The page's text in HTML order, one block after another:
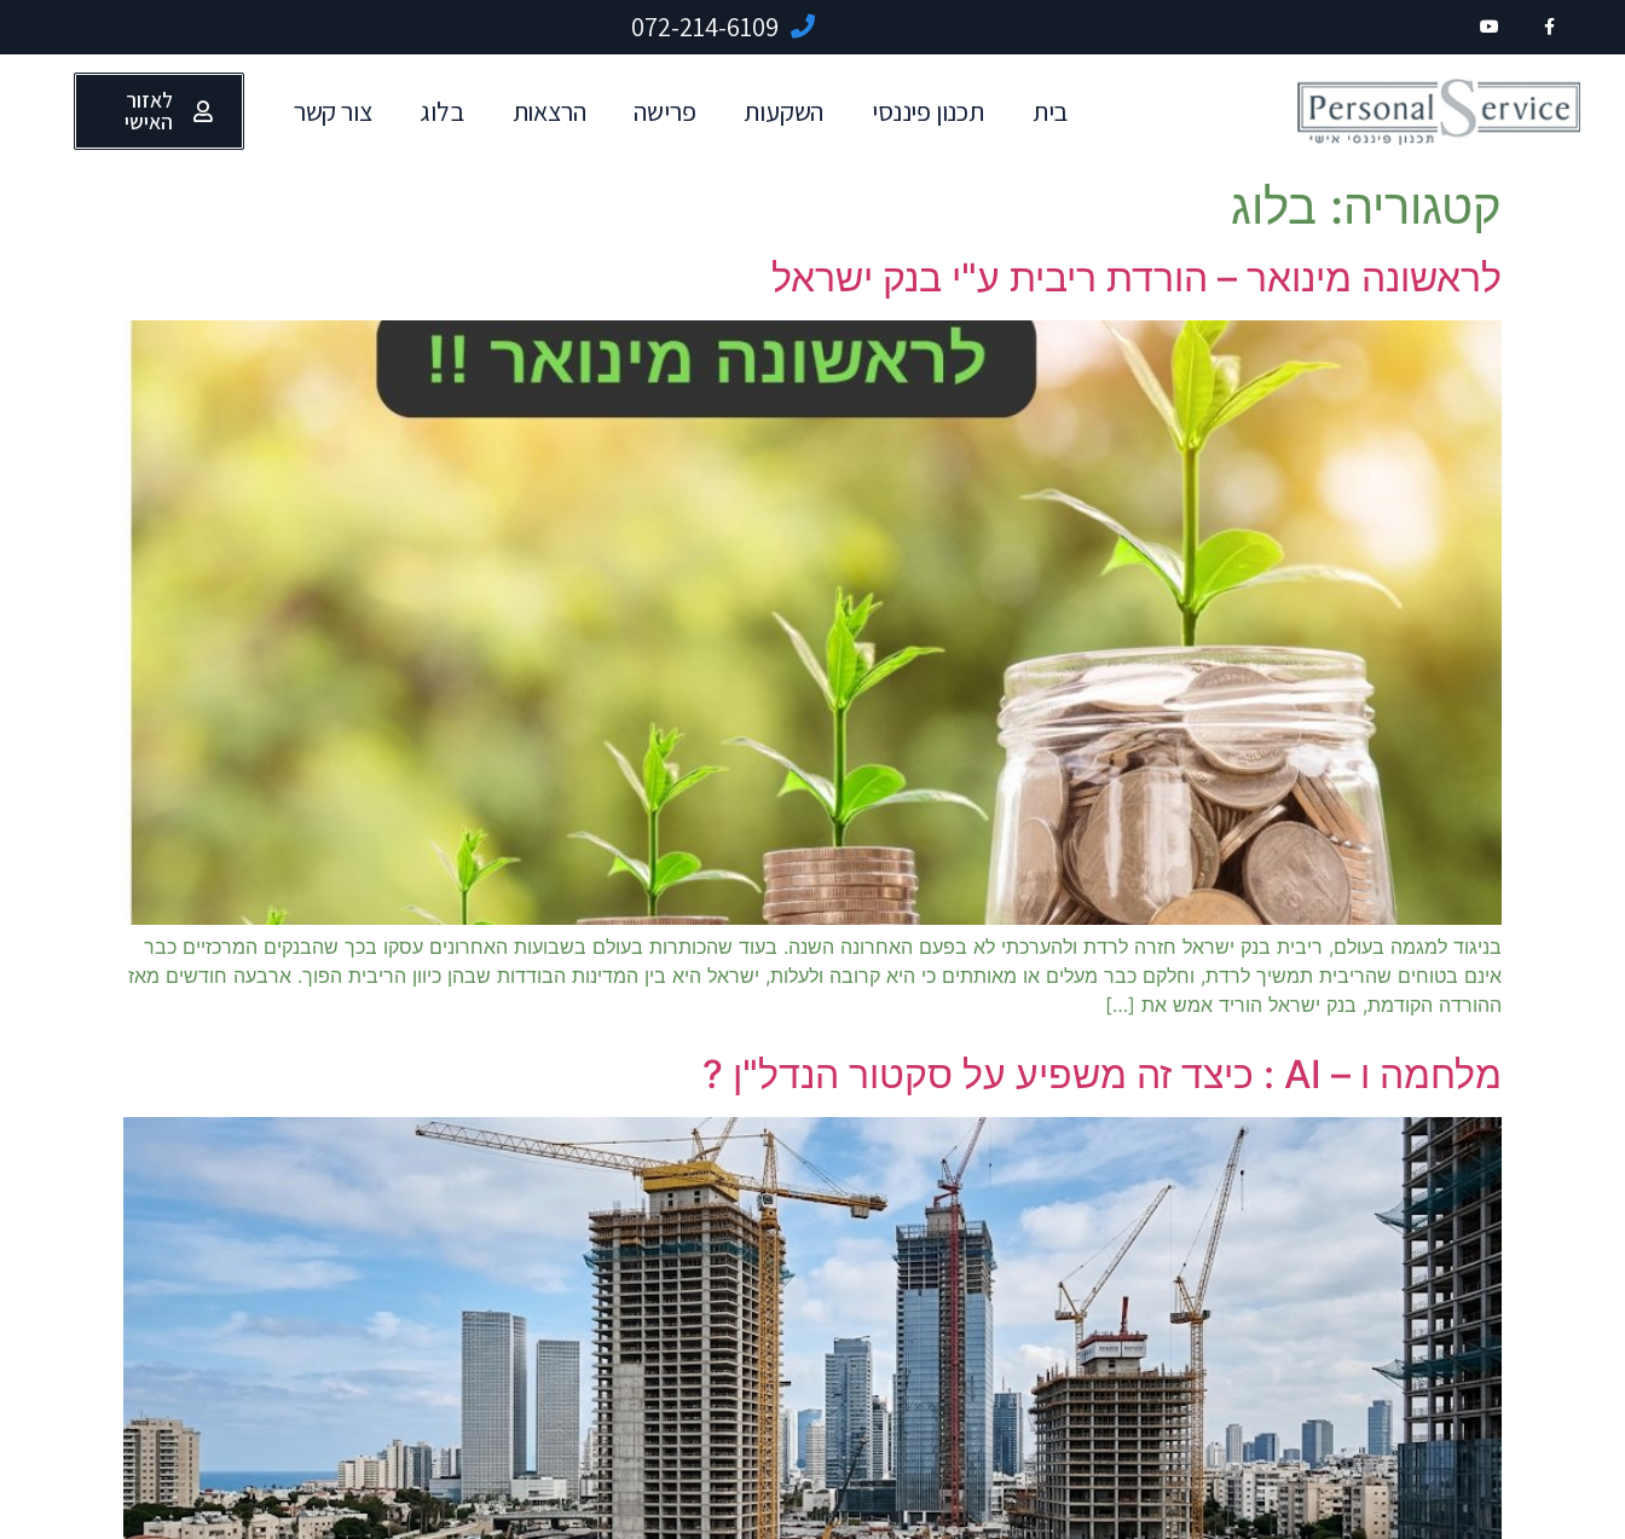
072-214-6109
בית תכנון פיננסי השקעות פרישה הרצאות בלוג צור קשר לאזור
האישי
קטגוריה: בלוג
לראשונה מינואר – הורדת ריבית ע"י בנק ישראל
בניגוד למגמה בעולם, ריבית בנק ישראל חזרה לרדת ולהערכתי לא בפעם האחרונה השנה. בעוד שהכותרות בעולם בשבועות האחרונים עסקו בכך שהבנקים המרכזיים כבר
אינם בטוחים שהריבית תמשיך לרדת, וחלקם כבר מעלים או מאותתים כי היא קרובה ולעלות, ישראל היא בין המדינות הבודדות שבהן כיוון הריבית הפוך. ארבעה חודשים מאז
ההורדה הקודמת, בנק ישראל הוריד אמש את […]
מלחמה ו – AI : כיצד זה משפיע על סקטור הנדל"ן ?